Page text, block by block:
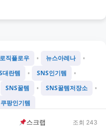
스크랩 조회 243
로직플로우 • 뉴스아레나 •
대란템 • SNS인기템 •
SNS꿀템 • SNS꿀템저장소 •
쿠팡인기템
프로젝트